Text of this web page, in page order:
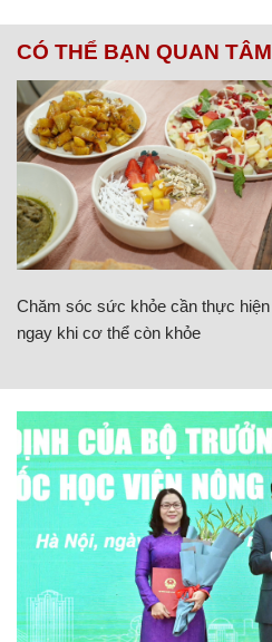
CÓ THỂ BẠN QUAN TÂM
Chăm sóc sức khỏe cần thực hiện
ngay khi cơ thể còn khỏe